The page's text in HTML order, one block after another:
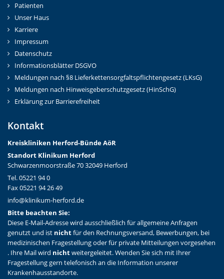
Patienten
Unser Haus
Karriere
Impressum
Datenschutz
Informationsblätter DSGVO
Meldungen nach §8 Lieferkettensorgfaltspflichtengesetz (LKsG)
Meldungen nach Hinweisgeberschutzgesetz (HinSchG)
Erklärung zur Barrierefreiheit
Kontakt
Kreiskliniken Herford-Bünde AöR
Standort Klinikum Herford
Schwarzenmoorstraße 70 32049 Herford
Tel. 05221 94 0
Fax 05221 94 26 49
info@klinikum-herford.de
Bitte beachten Sie:
Diese E-Mail-Adresse wird ausschließlich für allgemeine Anfragen
genutzt und ist nichtfür den Rechnungsversand, Bewerbungen, bei
medizinischen Fragestellung oder für private Mitteilungen vorgesehen
. Ihre Mail wird nichtweitergeleitet. Wenden Sie sich mit Ihrer
Fragestellung gern telefonisch an die Information unserer
Krankenhausstandorte.